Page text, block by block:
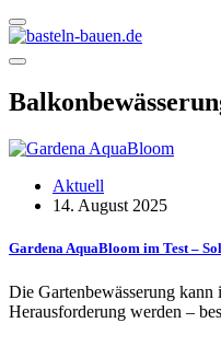
Aktuell
14. August 2025
Gardena AquaBloom im Test –
Die Gartenbewässerung kann
Herausforderung werden –